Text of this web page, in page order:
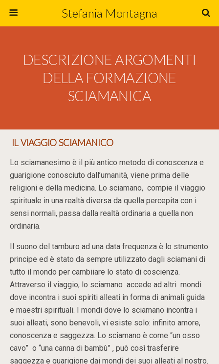
Stefania Montagna
DESCRIZIONE ARGOMENTI
DELLA FORMAZIONE
SCIAMANICA
IL VIAGGIO SCIAMANICO
Lo sciamanesimo è il più antico metodo di conoscenza e
guarigione conosciuto dall’umanità, viene prima delle
religioni e della medicina. Lo sciamano, compie il viaggio
spirituale in una realtà diversa da quella percepita con i
sensi normali, passa dalla realtà ordinaria a quella non
ordinaria.
Il suono del tamburo ad una data frequenza è lo strumento
principe ed è stato da sempre utilizzato dagli sciamani di
tutto il mondo per cambiiare lo stato di coscienza.
Attraverso il viaggio, lo sciamano accede ad altri mondi
dove incontra i suoi spiriti alleati in forma di animali guida
e maestri spirituali. I mondi dove lo sciamano incontra i
suoi alleati, sono benevoli, vi esiste solo: infinito amore,
conoscenza e saggezza. Lo sciamano è come “un osso
cavo” o “una canna di bambù” , può così trasferire
saggezza e guarigione dai mondi dei suoi alleati al nostro.